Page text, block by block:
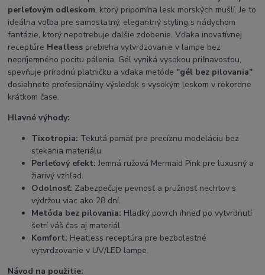
perleťovým odleskom, ktorý pripomína lesk morských mušlí. Je to
ideálna voľba pre samostatný, elegantný styling s nádychom
fantázie, ktorý nepotrebuje ďalšie zdobenie. Vďaka inovatívnej
receptúre Heatless prebieha vytvrdzovanie v lampe bez
nepríjemného pocitu pálenia. Gél vyniká vysokou priľnavosťou,
spevňuje prírodnú platničku a vďaka metóde"gél bez pilovania"
dosiahnete profesionálny výsledok s vysokým leskom v rekordne
krátkom čase.
Hlavné výhody:
Tixotropia: Tekutá pamäť pre precíznu modeláciu bez
stekania materiálu.
Perleťový efekt: Jemná ružová Mermaid Pink pre luxusný a
žiarivý vzhľad.
Odolnosť: Zabezpečuje pevnosť a pružnosť nechtov s
výdržou viac ako 28 dní.
Metóda bez pilovania: Hladký povrch ihneď po vytvrdnutí
šetrí váš čas aj materiál.
Komfort: Heatless receptúra pre bezbolestné
vytvrdzovanie v UV/LED lampe.
Návod na použitie: